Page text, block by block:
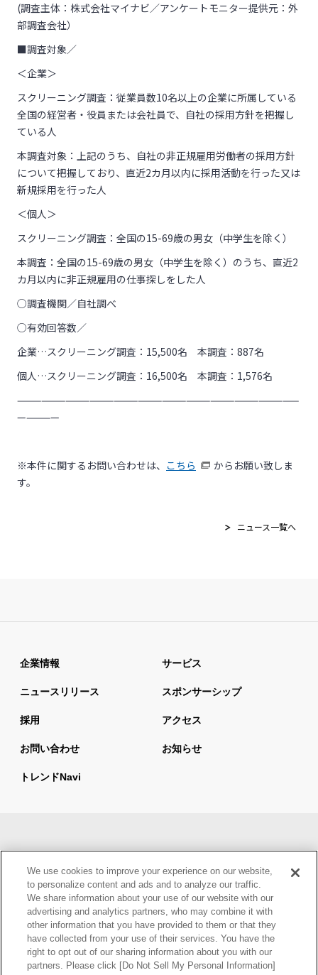
(調査主体：株式会社マイナビ／アンケートモニター提供元：外
部調査会社）
■調査対象／
＜企業＞
スクリーニング調査：従業員数10名以上の企業に所属している
全国の経営者・役員または会社員で、自社の採用方針を把握し
ている人
本調査対象：上記のうち、自社の非正規雇用労働者の採用方針
について把握しており、直近2カ月以内に採用活動を行った又は
新規採用を行った人
＜個人＞
スクリーニング調査：全国の15-69歳の男女（中学生を除く）
本調査：全国の15-69歳の男女（中学生を除く）のうち、直近2
カ月以内に非正規雇用の仕事探しをした人
○調査機関／自社調べ
○有効回答数／
企業…スクリーニング調査：15,500名 本調査：887名
個人…スクリーニング調査：16,500名 本調査：1,576名
———————————————————————————————————
—————
※本件に関するお問い合わせは、 こちら
からお願い致しま
す。
ニュース一覧へ
企業情報 サービス
ニュースリリース スポンサーシップ
採用 アクセス
お問い合わせ お知らせ
トレンドnavi
情報セキュリティ基本方針 個人情報保護方針
ウェブアクセシビリティ方針
We use cookies to improve your experience on our website,
to personalize content and ads and to analyze our traffic.
We share information about your use of our website with our
advertising and analytics partners, who may combine it with
other information that you have provided to them or that they
have collected from your use of their services. You have the
right to opt out of our sharing information about you with our
partners. Please click [Do Not Sell My Personal Information]